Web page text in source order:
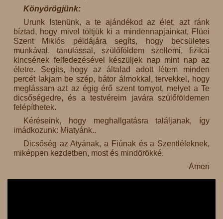
Könyörögjünk:
Urunk Istenünk, a te ajándékod az élet, azt ránk
bíztad, hogy mivel töltjük ki a mindennapjainkat, Flüei
Szent Miklós példájára segíts, hogy becsületes
munkával, tanulással, szülőföldem szellemi, fizikai
kincsének felfedezésével készüljek nap mint nap az
életre. Segíts, hogy az általad adott létem minden
percét lakjam be szép, bátor álmokkal, tervekkel, hogy
meglássam azt az égig érő szent tornyot, melyet a Te
dicsőségedre, és a testvéreim javára szülőföldemen
felépíthetek.
Kéréseink, hogy meghallgatásra találjanak, így
imádkozunk: Miatyánk..
Dicsőség az Atyának, a Fiúnak és a Szentléleknek,
miképpen kezdetben, most és mindörökké.
Ámen